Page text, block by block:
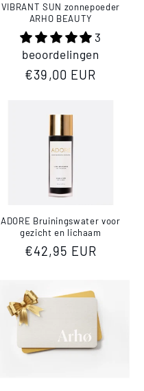
VIBRANT SUN zonnepoeder
ARHO BEAUTY
3
beoordelingen
Normale
€39,00 EUR
ADORE Bruiningswater voor
gezicht en lichaam
Normale
€42,95 EUR